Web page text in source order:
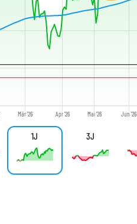
Mär '26 Apr '26 Mai '26 Jun '26
1J 3J